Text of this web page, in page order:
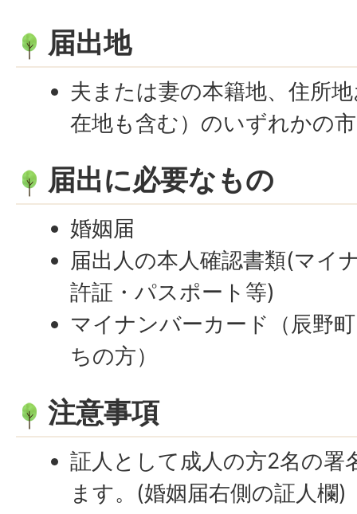
届出地
夫または妻の本籍地、住所
在地も含む）のいずれかの
届出に必要なもの
婚姻届
届出人の本人確認書類(マイ
許証・パスポート等)
マイナンバーカード（辰野
ちの方）
注意事項
証人として成人の方2名の署
ます。(婚姻届右側の証人欄)